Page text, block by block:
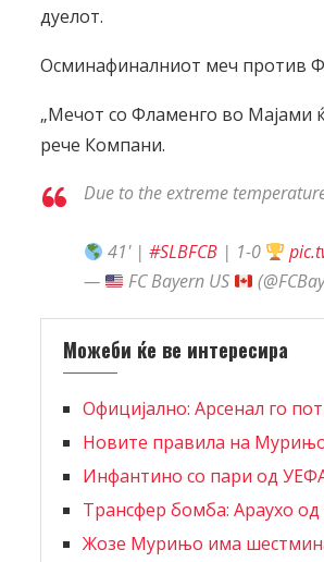
дуелот.
Осминафиналниот меч против
„Мечот со Фламенго во Мајами
рече Компани.
Due to the extreme
41' |#SLBFCB | 1-0
—
FC Bayern US
Можеби ќе ве интересира
Официјално: Арсенал го
Новите правила на
Инфантино со пари од
Трансфер бомба: Араухо
Жозе Мурињо има